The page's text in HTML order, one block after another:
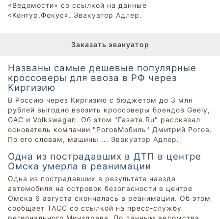
«Ведомости» со ссылкой на данные
«Контур.Фокус». Эвакуатор Адлер.
Заказать эвакуатор
Названы самые дешевые популярные
кроссоверы для ввоза в РФ через
Киргизию
В Россию через Киргизию с бюджетом до 3 млн
рублей выгодно ввозить кроссоверы брендов Geely,
GAC и Volkswagen. Об этом "Газете.Ru" рассказал
основатель компании "РоговМобиль" Дмитрий Рогов.
По его словам, машины ... Эвакуатор Адлер.
Одна из пострадавших в ДТП в центре
Омска умерла в реанимации
Одна из пострадавших в результате наезда
автомобиля на островок безопасности в центре
Омска 6 августа скончалась в реанимации. Об этом
сообщает ТАСС со ссылкой на пресс-службу